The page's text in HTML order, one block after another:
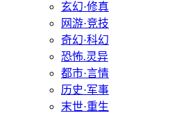
玄幻·修真
网游·竞技
奇幻·科幻
恐怖.灵异
都市·言情
历史·军事
末世·重生